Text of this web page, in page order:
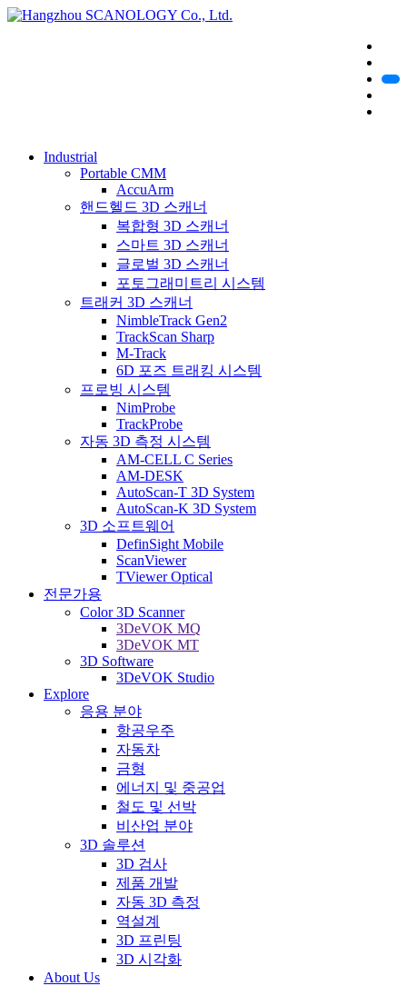
Industrial
Portable CMM
AccuArm
핸드헬드 3D 스캐너
복합형 3D 스캐너
스마트 3D 스캐너
글로벌 3D 스캐너
포토그래미트리 시스템
트래커 3D 스캐너
NimbleTrack Gen2
TrackScan Sharp
M-Track
6D 포즈 트래킹 시스템
프로빙 시스템
NimProbe
TrackProbe
자동 3D 측정 시스템
AM-CELL C Series
AM-DESK
AutoScan-T 3D System
AutoScan-K 3D System
3D 소프트웨어
DefinSight Mobile
ScanViewer
TViewer Optical
전문가용
Color 3D Scanner
3DeVOK MQ
3DeVOK MT
3D Software
3DeVOK Studio
Explore
응용 분야
항공우주
자동차
금형
에너지 및 중공업
철도 및 선박
비산업 분야
3D 솔루션
3D 검사
제품 개발
자동 3D 측정
역설계
3D 프린팅
3D 시각화
About Us